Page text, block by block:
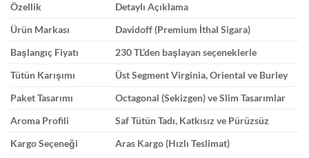
Özellik
Detaylı Açıklama
Ürün Markası
Davidoff (Premium İthal Sigara)
Başlangıç Fiyatı
230 TL’den başlayan seçeneklerle
Tütün Karışımı
Üst Segment Virginia, Oriental ve Burley
Paket Tasarımı
Octagonal (Sekizgen) ve Slim Tasarımlar
Aroma Profili
Saf Tütün Tadı, Katkısız ve Pürüzsüz
Kargo Seçeneği
Aras Kargo (Hızlı Teslimat)